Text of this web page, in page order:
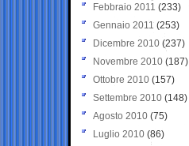
Febbraio 2011 (233)
Gennaio 2011 (253)
Dicembre 2010 (237)
Novembre 2010 (187)
Ottobre 2010 (157)
Settembre 2010 (148)
Agosto 2010 (75)
Luglio 2010 (86)